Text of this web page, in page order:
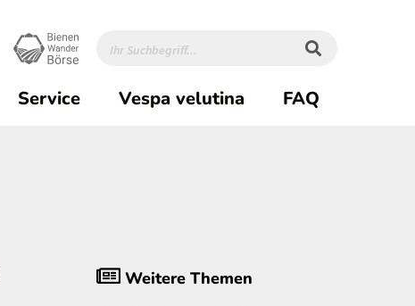
Service Vespa velutina FAQ
Weitere Themen